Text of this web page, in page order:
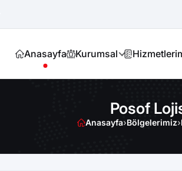
Anasayfa Kurumsal
Posof
Anasayfa›Bölgelerimiz›